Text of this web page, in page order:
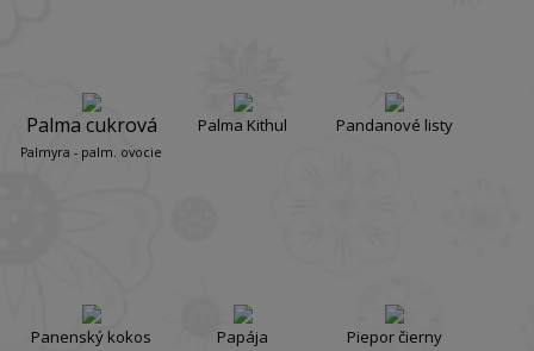
Palma cukrová
Palmyra - palm. ovocie
Palma Kithul Pandanové listy
Panenský kokos Papája Piepor čierny